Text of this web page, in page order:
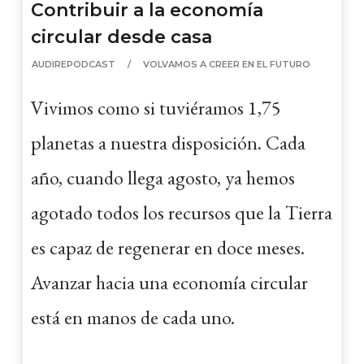
Contribuir a la economía
circular desde casa
AUDIREPODCAST VOLVAMOS A CREER EN EL FUTURO
Vivimos como si tuviéramos 1,75
planetas a nuestra disposición. Cada
año, cuando llega agosto, ya hemos
agotado todos los recursos que la Tierra
es capaz de regenerar en doce meses.
Avanzar hacia una economía circular
está en manos de cada uno.